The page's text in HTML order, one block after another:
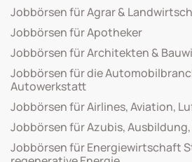
Jobbörsen für Agrar &
Jobbörsen für Apotheker
Jobbörsen für Architekten &
Jobbörsen für die
Autowerkstatt
Jobbörsen für Airlines, Aviation,
Jobbörsen für Azubis,
Jobbörsen für Energiewirtschaft